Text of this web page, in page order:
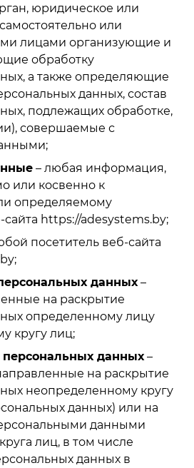
юридическое или
или
лицами организующие и
обработку
а также определяющие
данных, состав
подлежащих обработке,
совершаемые с
– любая информация,
или косвенно к
определяемому
https://adesystems.by;
посетитель веб-сайта
данных–
на раскрытие
определенному лицу
кругу лиц;
персональных данных–
на раскрытие
неопределенному кругу
данных) или на
данными
лиц, в том числе
данных в